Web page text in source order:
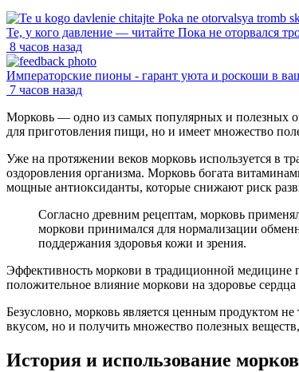
Те, у кого давление — читайте Пока не оторвался
8 часов назад
Императорские пионы - гарант уюта и роскоши в
7 часов назад
Морковь — одно из самых популярных и полезных
для приготовления пищи, но и имеет множество
Уже на протяжении веков морковь используется в
оздоровления организма. Морковь богата
мощные антиоксиданты, которые снижают риск
Согласно древним рецептам, морковь
моркови принимался для нормализации
поддержания здоровья кожи и зрения.
Эффективность моркови в традиционной медицине
положительное влияние моркови на здоровье
Безусловно, морковь является ценным продуктом
вкусом, но и получить множество полезных
История и использование